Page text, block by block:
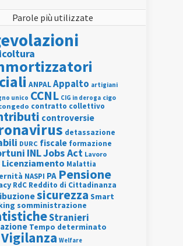
Parole più utilizzate
ANPALAppalto artigiani
unico CCNL CIG in deroga cigo
contratto collettivo
controversie
detassazione
DURC fiscale formazione
INLJobs Act Lavoro
Licenziamento Malattia
NASPI PA Pensione
RdC Reddito di Cittadinanza
sicurezza Smart
somministrazione
Stranieri
Tempo determinato
Vigilanza Welfare